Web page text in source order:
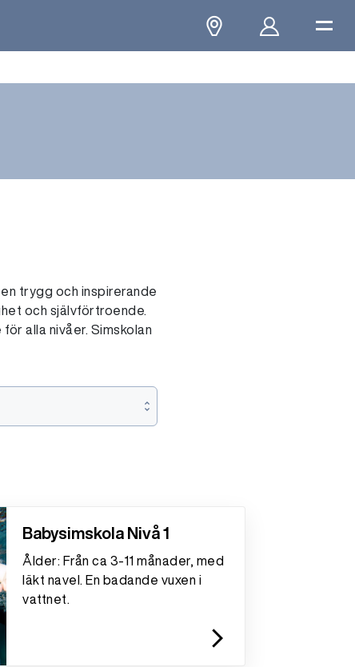
trygg och inspirerande
och självförtroende.
alla nivåer. Simskolan
Babysimskola Nivå 1
Ålder: Från ca 3-11 månader, med
läkt navel. En badande vuxen i
vattnet.
arrow_forward_ios